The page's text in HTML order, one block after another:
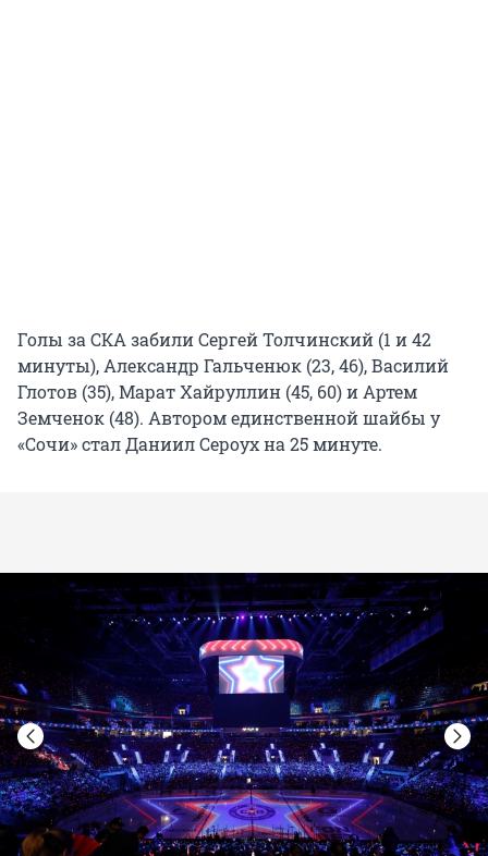
Голы за СКА забили Сергей Толчинский (1 и 42
минуты), Александр Гальченюк (23, 46), Василий
Глотов (35), Марат Хайруллин (45, 60) и Артем
Земченок (48). Автором единственной шайбы у
«Сочи» стал Даниил Сероух на 25 минуте.